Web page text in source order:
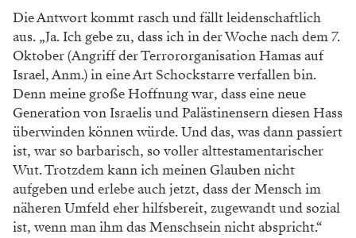
Die Antwort kommt rasch und fällt leidenschaftlich
aus. „Ja. Ich gebe zu, dass ich in der Woche nach dem 7.
Oktober (Angriff der Terrororganisation Hamas auf
Israel, Anm.) in eine Art Schockstarre verfallen bin.
Denn meine große Hoffnung war, dass eine neue
Generation von Israelis und Palästinensern diesen Hass
überwinden können würde. Und das, was dann passiert
ist, war so barbarisch, so voller alttestamentarischer
Wut. Trotzdem kann ich meinen Glauben nicht
aufgeben und erlebe auch jetzt, dass der Mensch im
näheren Umfeld eher hilfsbereit, zugewandt und sozial
ist, wenn man ihm das Menschsein nicht abspricht.“